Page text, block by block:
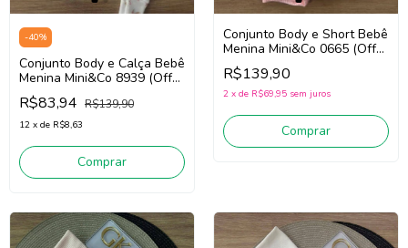
-40%
Conjunto Body e Calça Bebê
Menina Mini&Co 8939 (Off
White/Bege)
R$83,94 R$139,90
12 x de R$8,63
Comprar
Conjunto Body e Short Bebê
Menina Mini&Co 0665 (Off
White/Rosa)
R$139,90
2 x de R$69,95 sem juros
Comprar